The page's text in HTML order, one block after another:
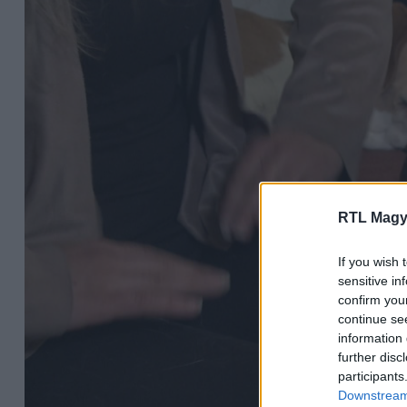
RTL
If you wish
sensitive
confirm
continue
information
further